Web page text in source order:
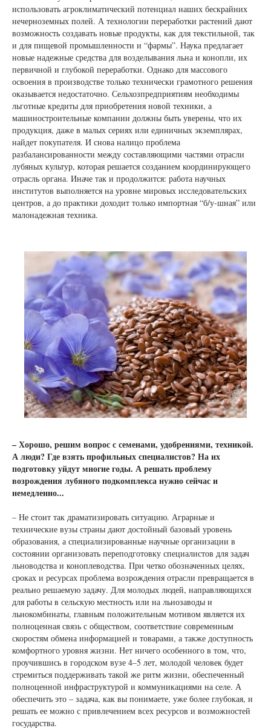
использовать агроклиматический потенциал наших бескрайних
нечерноземных полей. А технологии переработки растений дают
возможность создавать новые продукты, как для текстильной, так
и для пищевой промышленности и “фармы”. Наука предлагает
новые надежные средства для возделывания льна и конопли, их
первичной и глубокой переработки. Однако для массового
освоения в производстве только технически грамотного решения
оказывается недостаточно. Сельхозпредприятиям необходимы
льготные кредиты для приобретения новой техники, а
машиностроительные компании должны быть уверены, что их
продукция, даже в малых сериях или единичных экземплярах,
найдет покупателя. И снова налицо проблема
разбалансированности между составляющими частями отрасли
лубяных культур, которая решается созданием координирующего
отрасль органа. Иначе так и продолжится: работа научных
институтов выполняется на уровне мировых исследовательских
центров, а до практики доходит только импортная “б/у-шная” или
малонадежная техника.
– Хорошо, решим вопрос с семенами, удобрениями, техникой.
А люди? Где взять профильных специалистов? На их
подготовку уйдут многие годы. А решать проблему
возрождения лубяного подкомплекса нужно сейчас и
немедленно...
– Не стоит так драматизировать ситуацию. Аграрные и
технические вузы страны дают достойный базовый уровень
образования, а специализированные научные организации в
состоянии организовать переподготовку специалистов для задач
льноводства и коноплеводства. При четко обозначенных целях,
сроках и ресурсах проблема возрождения отрасли превращается в
реально решаемую задачу. Для молодых людей, направляющихся
для работы в сельскую местность или на льнозаводы и
льнокомбинаты, главным положительным мотивом является их
полноценная связь с обществом, соответствие современным
скоростям обмена информацией и товарами, а также доступность
комфортного уровня жизни. Нет ничего особенного в том, что,
проучившись в городском вузе 4–5 лет, молодой человек будет
стремиться поддерживать такой же ритм жизни, обеспеченный
полноценной инфраструктурой и коммуникациями на селе. А
обеспечить это – задача, как вы понимаете, уже более глубокая, и
решать ее можно с привлечением всех ресурсов и возможностей
государства.